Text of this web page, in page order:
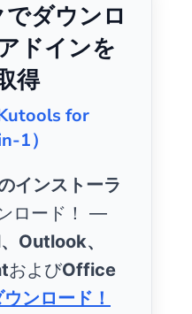
ダウンロ
ドインを
得
for
1）
インストーラ
ロード！ ―
Outlook、
およびOffice
ンロード！